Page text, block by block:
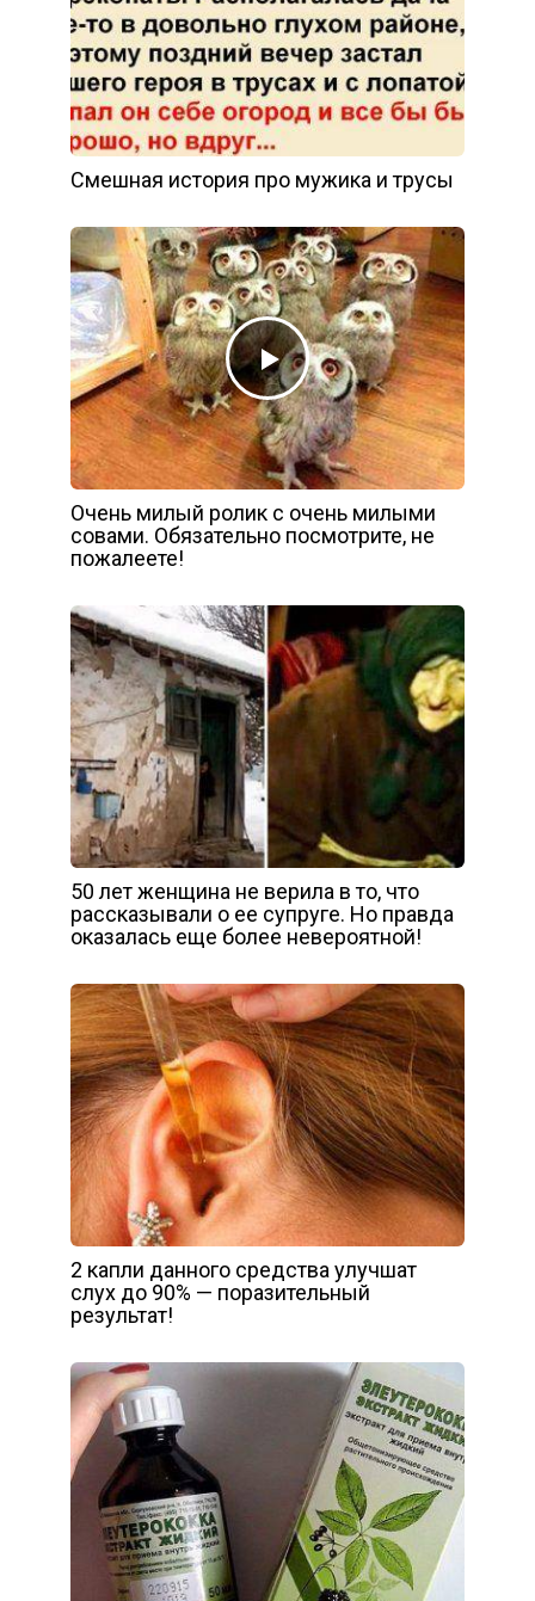
Смешная история про мужика и трусы
Очень милый ролик с очень милыми
совами. Обязательно посмотрите, не
пожалеете!
50 лет женщина не верила в то, что
рассказывали о ее супруге. Но правда
оказалась еще более невероятной!
2 капли данного средства улучшат
слух до 90% — поразительный
результат!